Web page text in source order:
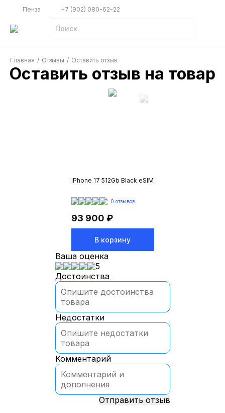
Пенза +7 (902) 080-62-22
Главная / Отзывы / Оставить отзыв
Оставить отзыв на товар
iPhone 17 512Gb Black eSIM
0 отзывов
93 900 ₽
В корзину
Ваша оценка
5
Достоинства
Недостатки
Комментарий
Отправить отзыв